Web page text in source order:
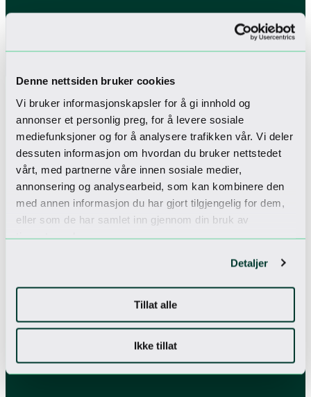
Denne nettsiden bruker cookies
Vi bruker informasjonskapsler for å gi innhold og
annonser et personlig preg, for å levere sosiale
mediefunksjoner og for å analysere trafikken vår. Vi deler
dessuten informasjon om hvordan du bruker nettstedet
vårt, med partnerne våre innen sosiale medier,
annonsering og analysearbeid, som kan kombinere den
med annen informasjon du har gjort tilgjengelig for dem,
eller som de har samlet inn gjennom din bruk av
tjenestene deres.
Detaljer
Tillat alle
Ikke tillat
Sjekk inn til
Vårt nyhetsbrev
Få unike tilbud